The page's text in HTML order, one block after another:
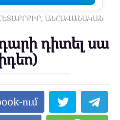
ԱՆՀԱՎԱՆԱԿԱՆ
դիտել սա
ում